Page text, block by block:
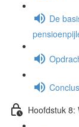
De
Hoofdstuk 8: